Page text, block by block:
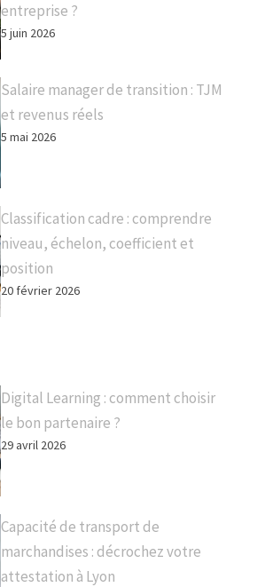
entreprise ?
5 juin 2026
Salaire manager de transition : TJM
et revenus réels
5 mai 2026
Classification cadre : comprendre
niveau, échelon, coefficient et
position
20 février 2026
Digital Learning : comment choisir
le bon partenaire ?
29 avril 2026
Capacité de transport de
marchandises : décrochez votre
attestation à Lyon